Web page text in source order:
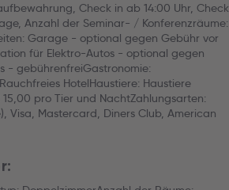
Check in ab 14:00 Uhr, Check
Anzahl der Seminar- / Konferenzräume:
Garage - optional gegen Gebühr vor
für Elektro-Autos - optional gegen
- gebührenfreiGastronomie:
HotelHaustiere: Haustiere
pro Tier und NachtZahlungsarten:
Visa, Mastercard, Diners Club, American